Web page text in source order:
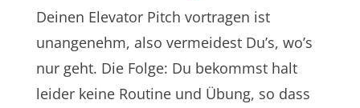
Deinen Elevator Pitch vortragen ist
unangenehm, also vermeidest Du’s, wo’s
nur geht. Die Folge: Du bekommst halt
leider keine Routine und Übung, so dass